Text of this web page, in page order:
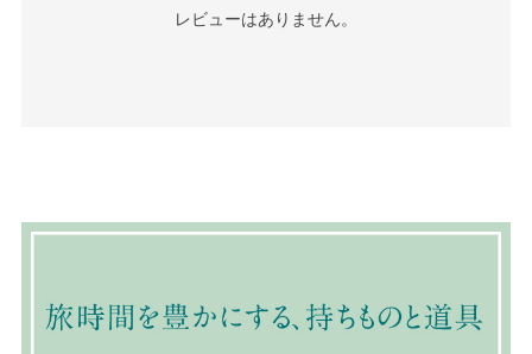
レビューはありません。